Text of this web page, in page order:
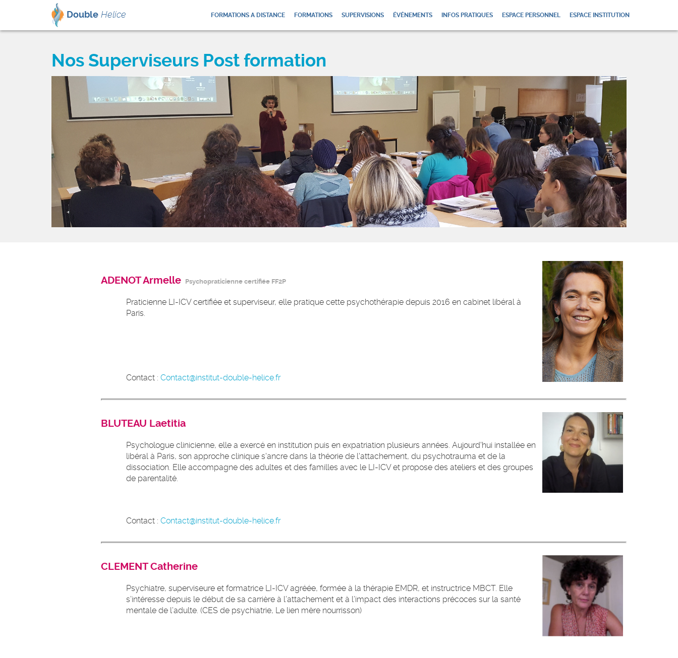
Double Helice FORMATIONS A DISTANCE FORMATIONS SUPERVISIONS ÉVÉNEMENTS INFOS PRATIQUES ESPACE PERSONNEL ESPACE INSTITUTION
Nos Superviseurs Post formation
ADENOT Armelle Psychopraticienne certifiée FF2P
Praticienne LI-ICV certifiée et superviseur, elle pratique cette psychothérapie depuis 2016 en cabinet libéral à
Paris.
Contact : Contact@institut-double-helice.fr
BLUTEAU Laetitia
Psychologue clinicienne, elle a exercé en institution puis en expatriation plusieurs années. Aujourd'hui installée en
libéral à Paris, son approche clinique s'ancre dans la théorie de l'attachement, du psychotrauma et de la
dissociation. Elle accompagne des adultes et des familles avec le LI-ICV et propose des ateliers et des groupes
de parentalité.
Contact : Contact@institut-double-helice.fr
CLEMENT Catherine
Psychiatre, superviseure et formatrice LI-ICV agréée, formée à la thérapie EMDR, et instructrice MBCT. Elle
s’intéresse depuis le début de sa carrière à l’attachement et à l’impact des interactions précoces sur la santé
mentale de l’adulte. (CES de psychiatrie, Le lien mère nourrisson)